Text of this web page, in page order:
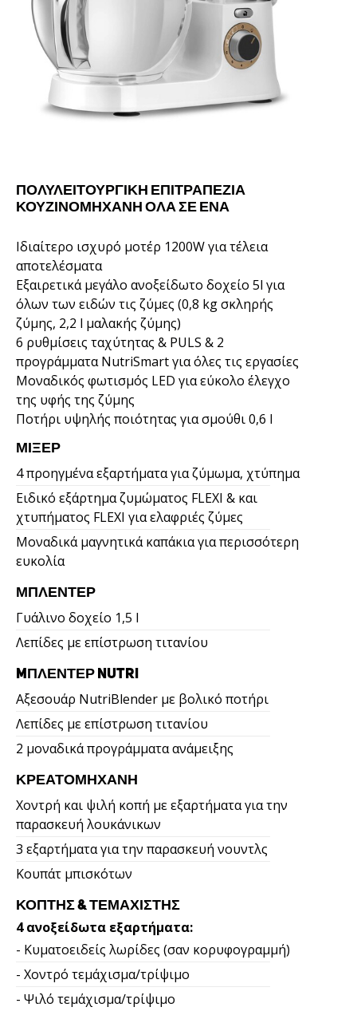
ΠΟΛΥΛΕΙΤΟΥΡΓΙΚΉ ΕΠΙΤΡΑΠΈΖΙΑ
ΚΟΥΖΙΝΟΜΗΧΑΝΉ ΌΛΑ ΣΕ ΈΝΑ
Ιδιαίτερο ισχυρό μοτέρ 1200W για τέλεια
αποτελέσματα
Εξαιρετικά μεγάλο ανοξείδωτο δοχείο 5l για
όλων των ειδών τις ζύμες (0,8 kg σκληρής
ζύμης, 2,2 l μαλακής ζύμης)
6 ρυθμίσεις ταχύτητας & PULS & 2
προγράμματα NutriSmart για όλες τις εργασίες
Μοναδικός φωτισμός LED για εύκολο έλεγχο
της υφής της ζύμης
Ποτήρι υψηλής ποιότητας για σμούθι 0,6 l
ΜΊΞΕΡ
4 προηγμένα εξαρτήματα για ζύμωμα, χτύπημα
Ειδικό εξάρτημα ζυμώματος FLEXI & και
χτυπήματος FLEXI για ελαφριές ζύμες
Μοναδικά μαγνητικά καπάκια για περισσότερη
ευκολία
ΜΠΛΈΝΤΕΡ
Γυάλινο δοχείο 1,5 l
Λεπίδες με επίστρωση τιτανίου
MΠΛΈΝΤΕΡ NUTRI
Αξεσουάρ NutriBlender με βολικό ποτήρι
Λεπίδες με επίστρωση τιτανίου
2 μοναδικά προγράμματα ανάμειξης
ΚΡΕΑΤΟΜΗΧΑΝΉ
Χοντρή και ψιλή κοπή με εξαρτήματα για την
παρασκευή λουκάνικων
3 εξαρτήματα για την παρασκευή νουντλς
Κουπάτ μπισκότων
ΚΌΠΤΗΣ & ΤΕΜΑΧΙΣΤΉΣ
4 ανοξείδωτα εξαρτήματα:
- Κυματοειδείς λωρίδες (σαν κορυφογραμμή)
- Χοντρό τεμάχισμα/τρίψιμο
- Ψιλό τεμάχισμα/τρίψιμο